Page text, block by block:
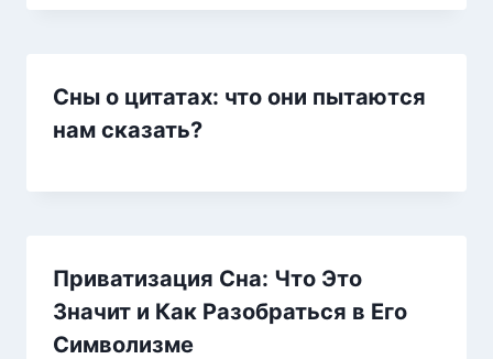
Сны о цитатах: что они пытаются
нам сказать?
Приватизация Сна: Что Это
Значит и Как Разобраться в Его
Символизме